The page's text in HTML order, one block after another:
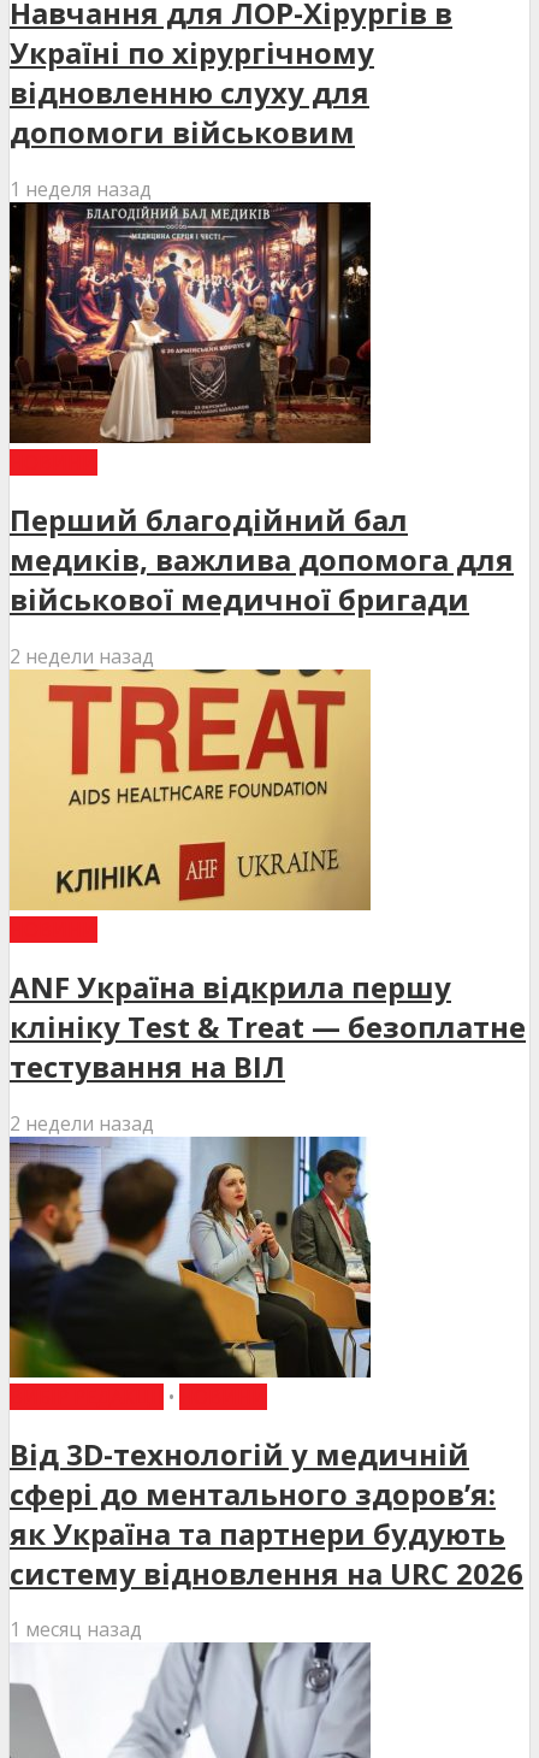
Навчання для ЛОР-Хірургів в
Україні по хірургічному
відновленню слуху для
допомоги військовим
1 неделя назад
Перший благодійний бал
медиків, важлива допомога для
військової медичної бригади
2 недели назад
ANF Україна відкрила першу
клініку Test & Treat — безоплатне
тестування на ВІЛ
2 недели назад
•
Від 3D-технологій у медичній
сфері до ментального здоров’я:
як Україна та партнери будують
систему відновлення на URC 2026
1 месяц назад